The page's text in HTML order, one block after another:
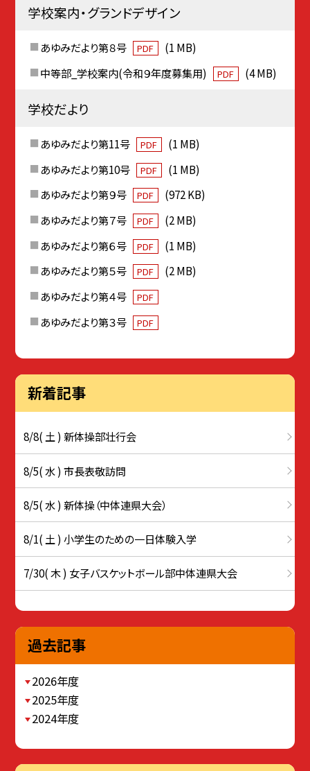
学校案内・グランドデザイン
あゆみだより第８号 PDF
(1 MB)
中等部_学校案内(令和９年度募集用)
PDF (4 MB)
学校だより
あゆみだより第11号 PDF
(1 MB)
あゆみだより第10号
PDF
(1 MB)
あゆみだより第９号
PDF
(972 KB)
あゆみだより第７号
PDF
(2 MB)
あゆみだより第６号
PDF
(1 MB)
あゆみだより第５号
PDF
(2 MB)
あゆみだより第４号
PDF
あゆみだより第３号 PDF
新着記事
8/8( 土 ) 新体操部壮行会
8/5( 水 ) 市長表敬訪問
8/5( 水 ) 新体操（中体連県大会）
8/1( 土 ) 小学生のための一日体験入学
7/30( 木 ) 女子バスケットボール部中体連県大会
過去記事
2026年度
2025年度
2024年度